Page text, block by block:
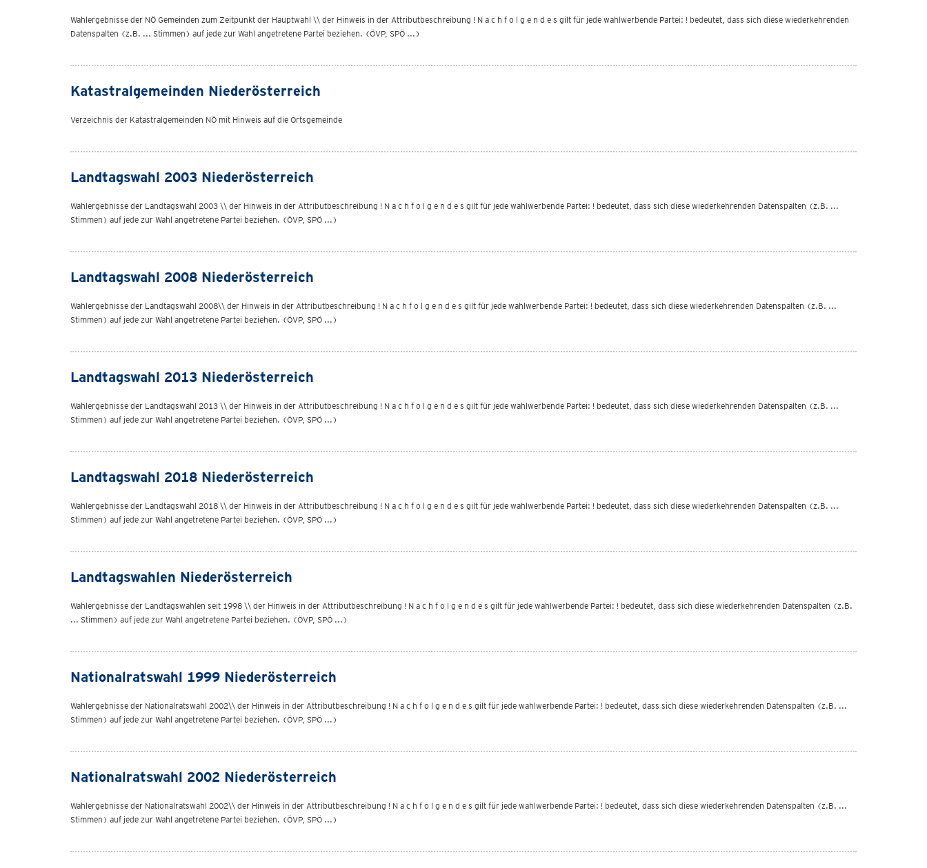
Wahlergebnisse der NÖ Gemeinden zum Zeitpunkt der Hauptwahl \\ der Hinweis in der Attributbeschreibung ! N a c h f o l g e n d e s gilt für jede wahlwerbende Partei: ! bedeutet, dass sich diese wiederkehrenden
Datenspalten (z.B. ... Stimmen) auf jede zur Wahl angetretene Partei beziehen. (ÖVP, SPÖ ...)
Katastralgemeinden Niederösterreich
Verzeichnis der Katastralgemeinden NÖ mit Hinweis auf die Ortsgemeinde
Landtagswahl 2003 Niederösterreich
Wahlergebnisse der Landtagswahl 2003 \\ der Hinweis in der Attributbeschreibung ! N a c h f o l g e n d e s gilt für jede wahlwerbende Partei: ! bedeutet, dass sich diese wiederkehrenden Datenspalten (z.B. ...
Stimmen) auf jede zur Wahl angetretene Partei beziehen. (ÖVP, SPÖ ...)
Landtagswahl 2008 Niederösterreich
Wahlergebnisse der Landtagswahl 2008\\ der Hinweis in der Attributbeschreibung ! N a c h f o l g e n d e s gilt für jede wahlwerbende Partei: ! bedeutet, dass sich diese wiederkehrenden Datenspalten (z.B. ...
Stimmen) auf jede zur Wahl angetretene Partei beziehen. (ÖVP, SPÖ ...)
Landtagswahl 2013 Niederösterreich
Wahlergebnisse der Landtagswahl 2013 \\ der Hinweis in der Attributbeschreibung ! N a c h f o l g e n d e s gilt für jede wahlwerbende Partei: ! bedeutet, dass sich diese wiederkehrenden Datenspalten (z.B. ...
Stimmen) auf jede zur Wahl angetretene Partei beziehen. (ÖVP, SPÖ ...)
Landtagswahl 2018 Niederösterreich
Wahlergebnisse der Landtagswahl 2018 \\ der Hinweis in der Attributbeschreibung ! N a c h f o l g e n d e s gilt für jede wahlwerbende Partei: ! bedeutet, dass sich diese wiederkehrenden Datenspalten (z.B. ...
Stimmen) auf jede zur Wahl angetretene Partei beziehen. (ÖVP, SPÖ ...)
Landtagswahlen Niederösterreich
Wahlergebnisse der Landtagswahlen seit 1998 \\ der Hinweis in der Attributbeschreibung ! N a c h f o l g e n d e s gilt für jede wahlwerbende Partei: ! bedeutet, dass sich diese wiederkehrenden Datenspalten (z.B.
... Stimmen) auf jede zur Wahl angetretene Partei beziehen. (ÖVP, SPÖ ...)
Nationalratswahl 1999 Niederösterreich
Wahlergebnisse der Nationalratswahl 2002\\ der Hinweis in der Attributbeschreibung ! N a c h f o l g e n d e s gilt für jede wahlwerbende Partei: ! bedeutet, dass sich diese wiederkehrenden Datenspalten (z.B. ...
Stimmen) auf jede zur Wahl angetretene Partei beziehen. (ÖVP, SPÖ ...)
Nationalratswahl 2002 Niederösterreich
Wahlergebnisse der Nationalratswahl 2002\\ der Hinweis in der Attributbeschreibung ! N a c h f o l g e n d e s gilt für jede wahlwerbende Partei: ! bedeutet, dass sich diese wiederkehrenden Datenspalten (z.B. ...
Stimmen) auf jede zur Wahl angetretene Partei beziehen. (ÖVP, SPÖ ...)